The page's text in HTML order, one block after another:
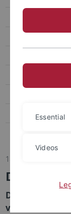
Biomechanik,
Bildungs- und
18.03.2022
Dr. Marcel
vom
Essential
Videos